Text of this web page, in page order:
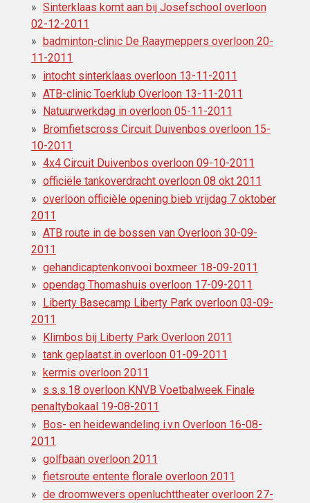
Sinterklaas komt aan bij Josefschool overloon
02-12-2011
badminton-clinic De Raaymeppers overloon 20-
11-2011
intocht sinterklaas overloon 13-11-2011
ATB-clinic Toerklub Overloon 13-11-2011
Natuurwerkdag in overloon 05-11-2011
Bromfietscross Circuit Duivenbos overloon 15-
10-2011
4x4 Circuit Duivenbos overloon 09-10-2011
officiële tankoverdracht overloon 08 okt 2011
overloon officièle opening bieb vrijdag 7 oktober
2011
ATB route in de bossen van Overloon 30-09-
2011
gehandicaptenkonvooi boxmeer 18-09-2011
opendag Thomashuis overloon 17-09-2011
Liberty Basecamp Liberty Park overloon 03-09-
2011
Klimbos bij Liberty Park Overloon 2011
tank geplaatst.in overloon 01-09-2011
kermis overloon 2011
s.s.s.18 overloon KNVB Voetbalweek Finale
penaltybokaal 19-08-2011
Bos- en heidewandeling i.v.n Overloon 16-08-
2011
golfbaan overloon 2011
fietsroute entente florale overloon 2011
de droomwevers openluchttheater overloon 27-